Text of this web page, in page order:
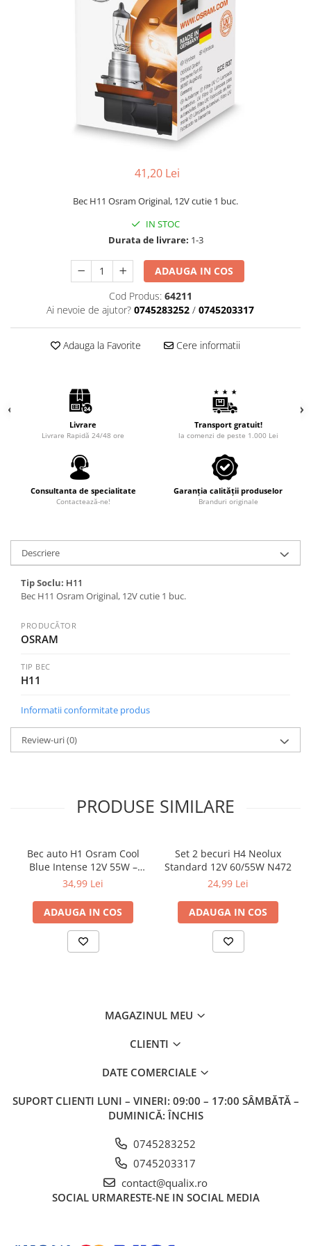
41,20 Lei
Bec H11 Osram Original, 12V cutie 1 buc.
IN STOC
Durata de livrare: 1-3
ADAUGA IN COS
Cod Produs: 64211
Ai nevoie de ajutor? 0745283252 / 0745203317
Adauga la Favorite Cere informatii
Livrare
Livrare Rapidă 24/48 ore
Transport gratuit!
la comenzi de peste 1.000 Lei
Consultanta de specialitate
Contactează-ne!
Garanția calității produselor
Branduri originale
Descriere
Tip Soclu: H11
Bec H11 Osram Original, 12V cutie 1 buc.
PRODUCĂTOR
OSRAM
TIP BEC
H11
Informatii conformitate produs
Review-uri(0)
PRODUSE SIMILARE
Bec auto H1 Osram Cool
Blue Intense 12V 55W –
lumină albă 5000K, +100%
34,99 Lei
ADAUGA IN COS
Set 2 becuri H4 Neolux
Standard 12V 60/55W N472
24,99 Lei
ADAUGA IN COS
MAGAZINUL MEU
CLIENTI
DATE COMERCIALE
SUPORT CLIENTI LUNI – VINERI: 09:00 – 17:00 SÂMBĂTĂ –
DUMINICĂ: ÎNCHIS
0745283252
0745203317
contact@qualix.ro
SOCIAL URMARESTE-NE IN SOCIAL MEDIA